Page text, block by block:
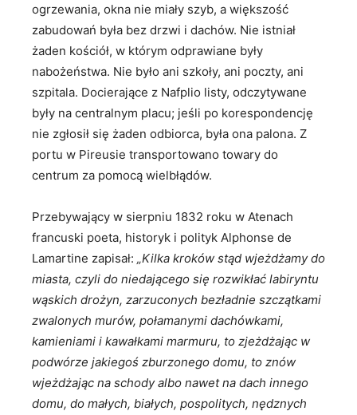
ogrzewania, okna nie miały szyb, a większość
zabudowań była bez drzwi i dachów. Nie istniał
żaden kościół, w którym odprawiane były
nabożeństwa. Nie było ani szkoły, ani poczty, ani
szpitala. Docierające z Nafplio listy, odczytywane
były na centralnym placu; jeśli po korespondencję
nie zgłosił się żaden odbiorca, była ona palona. Z
portu w Pireusie transportowano towary do
centrum za pomocą wielbłądów.
Przebywający w sierpniu 1832 roku w Atenach
francuski poeta, historyk i polityk Alphonse de
Lamartine zapisał: „Kilka kroków stąd wjeżdżamy do
miasta, czyli do niedającego się rozwikłać labiryntu
wąskich drożyn, zarzuconych bezładnie szczątkami
zwalonych murów, połamanymi dachówkami,
kamieniami i kawałkami marmuru, to zjeżdżając w
podwórze jakiegoś zburzonego domu, to znów
wjeżdżając na schody albo nawet na dach innego
domu, do małych, białych, pospolitych, nędznych